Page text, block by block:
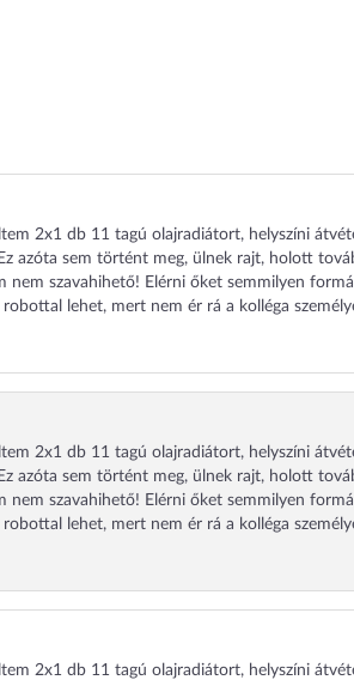
2x1 db 11 tagú olajradiátort, helyszíni
azóta sem történt meg, ülnek rajt, holott
nem szavahihető! Elérni őket semmilyen
lehet, mert nem ér rá a kolléga
2x1 db 11 tagú olajradiátort, helyszíni
azóta sem történt meg, ülnek rajt, holott
nem szavahihető! Elérni őket semmilyen
lehet, mert nem ér rá a kolléga
2x1 db 11 tagú olajradiátort, helyszíni